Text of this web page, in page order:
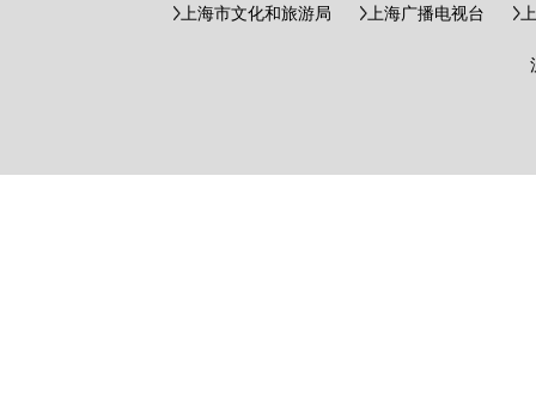
上海市文化和旅游局 上海广播电视台